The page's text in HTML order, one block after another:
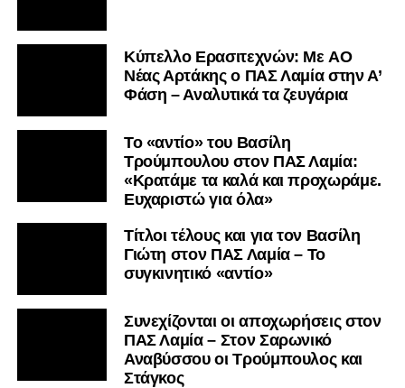
Kύπελλο Ερασιτεχνών: Με AO
Nέας Αρτάκης ο ΠΑΣ Λαμία στην Α’
Φάση – Αναλυτικά τα ζευγάρια
Το «αντίο» του Βασίλη
Τρούμπουλου στον ΠΑΣ Λαμία:
«Κρατάμε τα καλά και προχωράμε.
Ευχαριστώ για όλα»
Τίτλοι τέλους και για τον Βασίλη
Γιώτη στον ΠΑΣ Λαμία – Το
συγκινητικό «αντίο»
Συνεχίζονται οι αποχωρήσεις στον
ΠΑΣ Λαμία – Στον Σαρωνικό
Αναβύσσου οι Τρούμπουλος και
Στάγκος